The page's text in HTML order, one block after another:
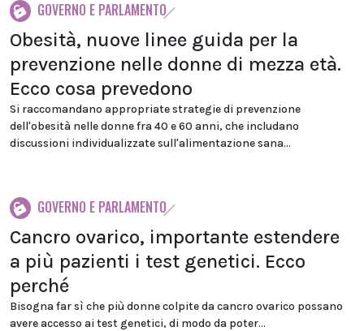
GOVERNO E PARLAMENTO
Obesità, nuove linee guida per la
prevenzione nelle donne di mezza età.
Ecco cosa prevedono
Si raccomandano appropriate strategie di prevenzione
dell'obesità nelle donne fra 40 e 60 anni, che includano
discussioni individualizzate sull'alimentazione sana...
GOVERNO E PARLAMENTO
Cancro ovarico, importante estendere
a più pazienti i test genetici. Ecco
perché
Bisogna far sì che più donne colpite da cancro ovarico possano
avere accesso ai test genetici, di modo da poter...